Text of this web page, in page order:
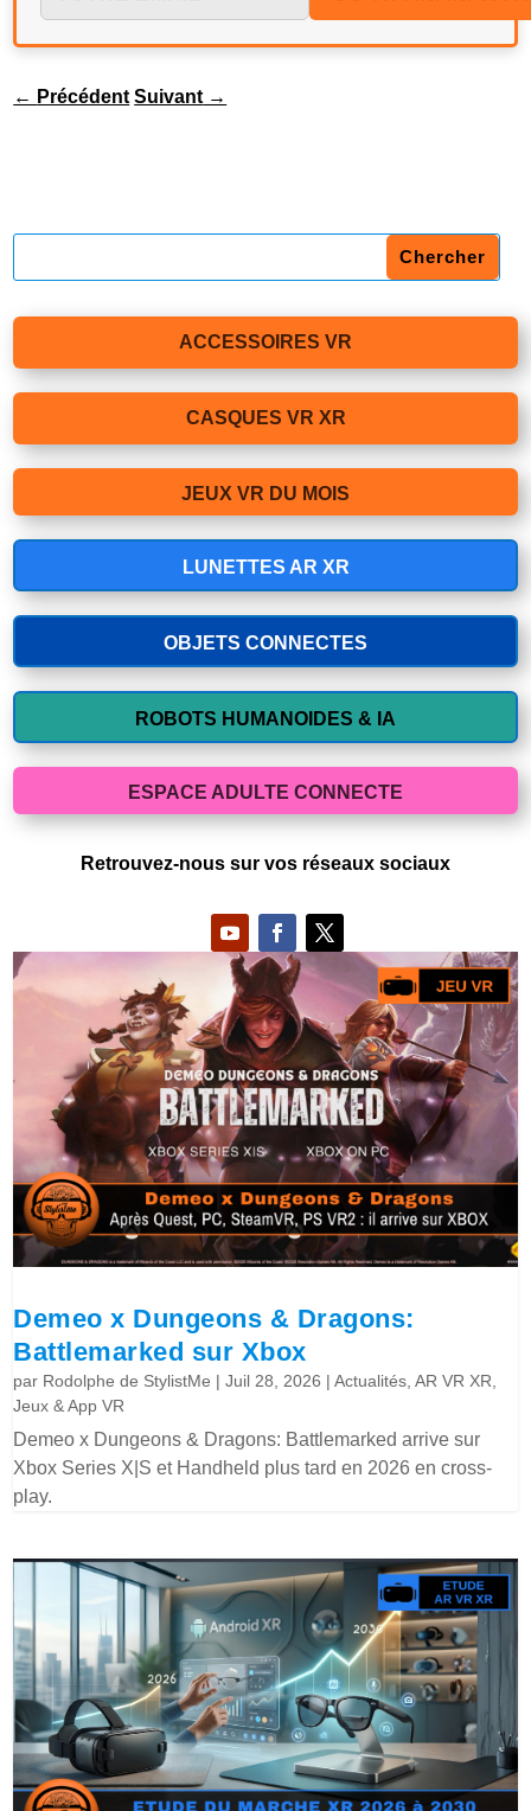
← Précédent Suivant →
ACCESSOIRES VR
CASQUES VR XR
JEUX VR DU MOIS
LUNETTES AR XR
OBJETS CONNECTES
ROBOTS HUMANOIDES & IA
ESPACE ADULTE CONNECTE
Retrouvez-nous sur vos réseaux sociaux
Demeo x Dungeons & Dragons:
Battlemarked sur Xbox
par Rodolphe de StylistMe |Juil 28, 2026 |Actualités ,AR VR XR
Jeux & App VR
Demeo x Dungeons & Dragons: Battlemarked arrive sur
Xbox Series X|S et Handheld plus tard en 2026 en cross-
play.